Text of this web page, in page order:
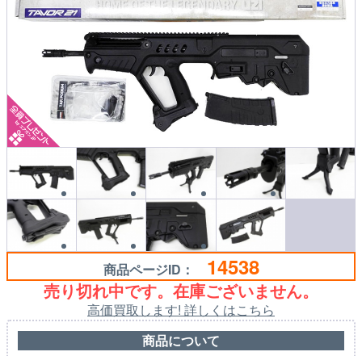
商品ページID： 14538
売り切れ中です。在庫ございません。
高価買取します! 詳しくはこちら
商品について